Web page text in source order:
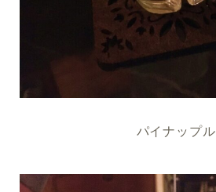
パイナップル